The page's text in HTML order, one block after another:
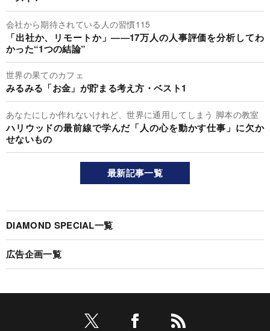
会社から期待されている人の習慣115
「出社か、リモートか」――17万人の人事評価を分析してわ
かった“1つの結論”
世界の果てのカフェ
みるみる「お金」が貯まる考え方・ベスト1
あなたにしか作れないけれど、世界に通用してしまう 脚本の教室
ハリウッドの最前線で学んだ「人の心を動かす仕事」に欠か
せないもの
最新記事一覧
DIAMOND SPECIAL一覧
広告企画一覧